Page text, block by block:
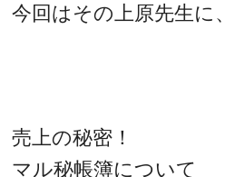
今回はその上原先生に、
売上の秘密！
マル秘帳簿について